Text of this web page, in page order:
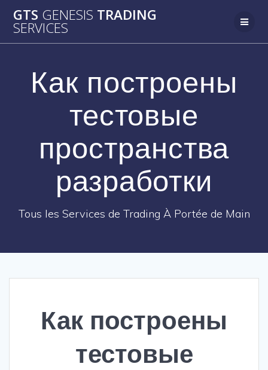
au
GTS GENESIS TRADING
SERVICES
Как построены
тестовые
пространства
разработки
Tous les Services de Trading À Portée de Main
Как построены
тестовые